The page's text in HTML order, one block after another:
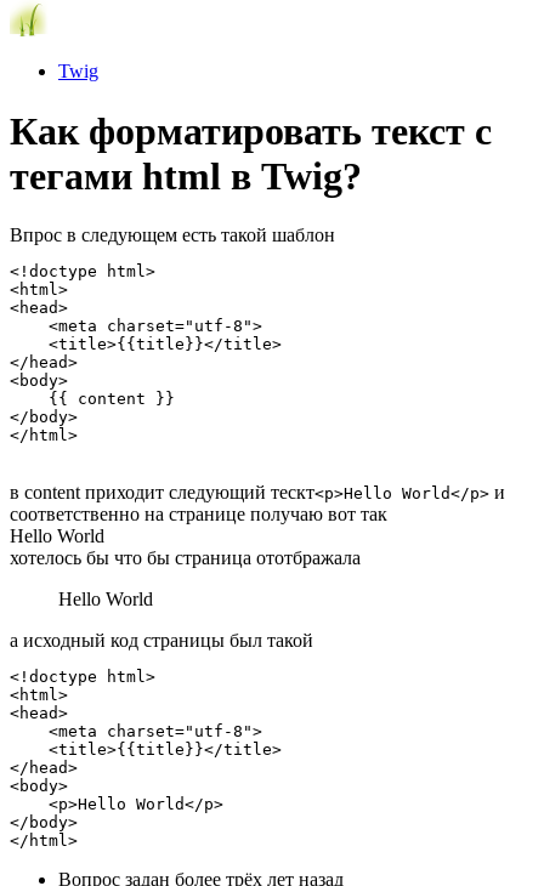
Twig
Как форматировать текст с
тегами html в Twig?
Впрос в следующем есть такой шаблон
<!doctype html>
<html>
<head>
    <meta charset="utf-8">
    <title>{{title}}</title>
</head>
<body>
    {{ content }}
</body>
</html>
в content приходит следующий тескт<p>Hello World</p> и
соответственно на странице получаю вот так
Hello World
хотелось бы что бы страница ототбражала
Hello World
а исходный код страницы был такой
<!doctype html>
<html>
<head>
    <meta charset="utf-8">
    <title>{{title}}</title>
</head>
<body>
    <p>Hello World</p>
</body>
</html>
Вопрос задан более трёх лет назад